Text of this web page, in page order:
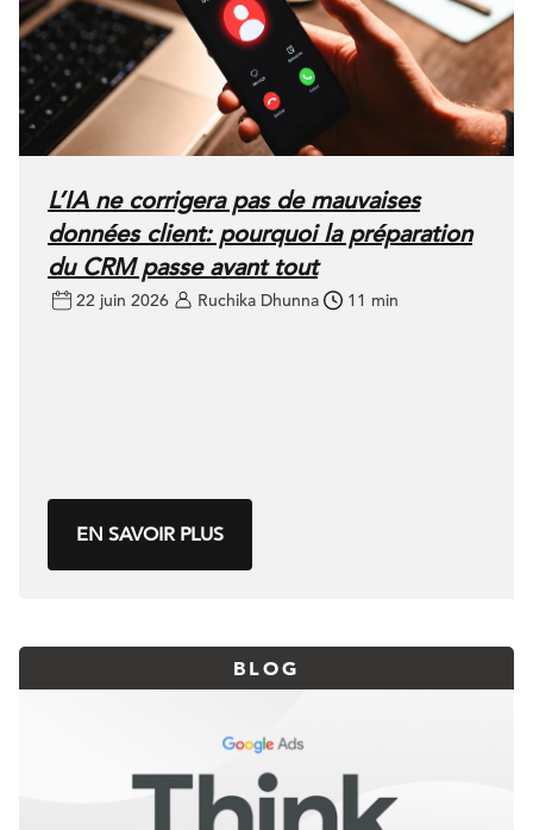
L’IA ne corrigera pas de mauvaises
données client: pourquoi la préparation
du CRM passe avant tout
22 juin 2026 Ruchika Dhunna 11 min
EN SAVOIR PLUS
BLOG